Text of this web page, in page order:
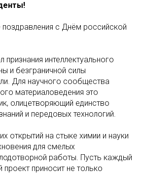
поздравления с Днём российской
интеллектуального
и безграничной силы
Для научного сообщества
материаловедения это
олицетворяющий единство
и передовых технологий.
открытий на стыке химии и науки
для смелых
работы. Пусть каждый
проект приносит не только